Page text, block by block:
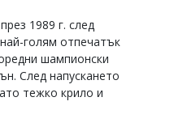
1989 г. след
голям отпечатък
шампионски
След напускането
тежко крило и